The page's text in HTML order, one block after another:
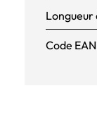
Longueur
Code EAN